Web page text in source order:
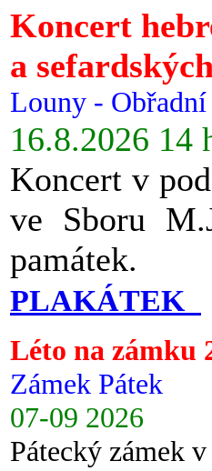
Koncert
a
Louny -
16.8.2026 14
Koncert v
ve Sboru
památek.
PLAKÁTEK
Léto na zámku
Zámek Pátek
07-09 2026
Pátecký zámek